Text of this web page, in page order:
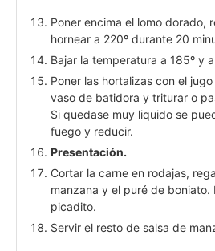
Poner encima el lomo dorado,
hornear a 220º durante 20
Bajar la temperatura a 185º y
Poner las hortalizas con el
vaso de batidora y triturar o
Si quedase muy liquido se
fuego y reducir.
Presentación.
Cortar la carne en rodajas,
manzana y el puré de boniato.
picadito.
Servir el resto de salsa de